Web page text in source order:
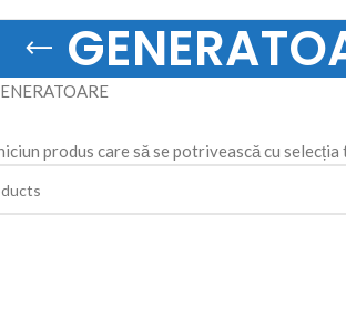
produs care să se potrivească cu selecția